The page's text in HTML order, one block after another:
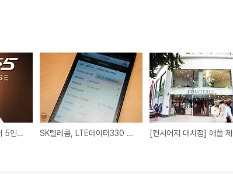
[베가S5] 팬택, 차세대 5인치 스마트폰 베가S5 SK텔레콤 단독 출시! SK텔레콤, LTE데이터330 옵션요금제로 LTE 데이터 마음껏 사용하자.